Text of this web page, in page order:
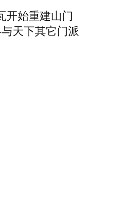
开始重建山门
天下其它门派